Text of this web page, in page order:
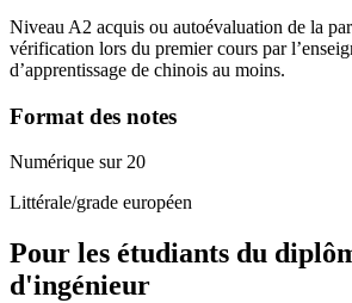
Niveau A2 acquis ou autoévaluation de la
vérification lors du premier cours par
d’apprentissage de chinois au moins.
Format des notes
Numérique sur 20
Littérale/grade européen
Pour les étudiants du
d'ingénieur